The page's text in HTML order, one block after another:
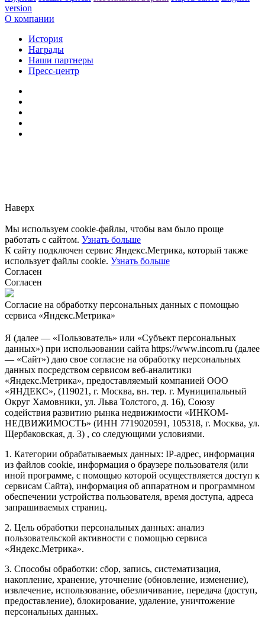
version
О компании
История
Награды
Наши партнеры
Пресс-центр
Наверх
Мы используем cookie-файлы, чтобы вам было проще
работать с сайтом. Узнать больше
К сайту подключен сервис Яндекс.Метрика, который также
использует файлы cookie. Узнать больше
Согласен
Согласен
Согласие на обработку персональных данных с помощью
сервиса «Яндекс.Метрика»
Я (далее — «Пользователь» или «Субъект персональных
данных») при использовании сайта https://www.incom.ru (далее
— «Сайт») даю свое согласие на обработку персональных
данных посредством сервисом веб-аналитики
«Яндекс.Метрика», предоставляемый компанией ООО
«ЯНДЕКС», (119021, г. Москва, вн. тер. г. Муниципальный
Округ Хамовники, ул. Льва Толстого, д. 16), Союзу
содействия развитию рынка недвижимости «ИНКОМ-
НЕДВИЖИМОСТЬ» (ИНН 7719020591, 105318, г. Москва, ул.
Щербаковская, д. 3) , со следующими условиями.
1. Категории обрабатываемых данных: IP-адрес, информация
из файлов cookie, информация о браузере пользователя (или
иной программе, с помощью которой осуществляется доступ к
сервисам Сайта), информация об аппаратном и программном
обеспечении устройства пользователя, время доступа, адреса
запрашиваемых страниц.
2. Цель обработки персональных данных: анализ
пользовательской активности с помощью сервиса
«Яндекс.Метрика».
3. Способы обработки: сбор, запись, систематизация,
накопление, хранение, уточнение (обновление, изменение),
извлечение, использование, обезличивание, передача (доступ,
предоставление), блокирование, удаление, уничтожение
персональных данных.